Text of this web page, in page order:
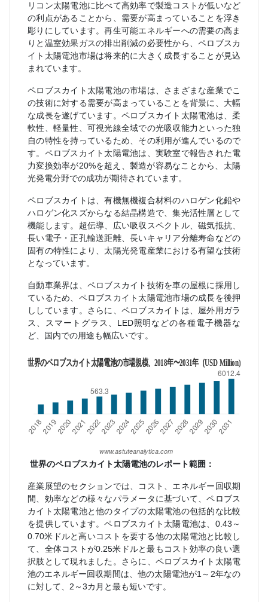
リコン太陽電池に比べて高効率で製造コストが低いなど
の利点があることから、需要が高まっていることを浮き
彫りにしています。再生可能エネルギーへの需要の高ま
りと温室効果ガスの排出削減の必要性から、ペロブスカ
イト太陽電池市場は将来的に大きく成長することが見込
まれています。
ペロブスカイト太陽電池の市場は、さまざまな産業でこ
の技術に対する需要が高まっていることを背景に、大幅
な成長を遂げています。ペロブスカイト太陽電池は、柔
軟性、軽量性、可視光線全域での光吸収能力といった独
自の特性を持っているため、その利用が進んでいるので
す。ペロブスカイト太陽電池は、実験室で報告された電
力変換効率が20%を超え、製造が容易なことから、太陽
光発電分野での成功が期待されています。
ペロブスカイトは、有機無機複合材料のハロゲン化鉛や
ハロゲン化スズからなる結晶構造で、集光活性層として
機能します。超伝導、広い吸収スペクトル、磁気抵抗、
長い電子・正孔輸送距離、長いキャリア分離寿命などの
固有の特性により、太陽光発電産業における有望な技術
となっています。
自動車業界は、ペロブスカイト技術を車の屋根に採用し
ているため、ペロブスカイト太陽電池市場の成長を後押
ししています。さらに、ペロブスカイトは、屋外用ガラ
ス、スマートグラス、LED照明などの各種電子機器な
ど、国内での用途も幅広いです。
世界のペロブスカイト太陽電池のレポート範囲：
産業展望のセクションでは、コスト、エネルギー回収期
間、効率などの様々なパラメータに基づいて、ペロブス
カイト太陽電池と他のタイプの太陽電池の包括的な比較
を提供しています。ペロブスカイト太陽電池は、0.43～
0.70米ドルと高いコストを要する他の太陽電池と比較し
て、全体コストが0.25米ドルと最もコスト効率の良い選
択肢として現れました。さらに、ペロブスカイト太陽電
池のエネルギー回収期間は、他の太陽電池が1～2年なの
に対して、2～3カ月と最も短いです。